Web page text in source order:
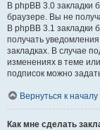
В phpBB 3.0 закладки
браузере. Вы не
В phpBB 3.1
получать
закладках. В случае
изменениях в теме
подписок можно
Вернуться к началу
Как мне сделать